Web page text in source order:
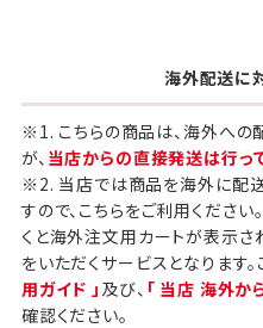
海外配送に
※1. こちらの商品は、海外への
が、 当店からの直接発送は行っ
※2. 当店では商品を海外に配送
すので、こちらをご利用くださ
くと海外注文用カートが表示さ
をいただくサービスとなります
用ガイド 」 及び、 「 当店 海外か
確認ください。